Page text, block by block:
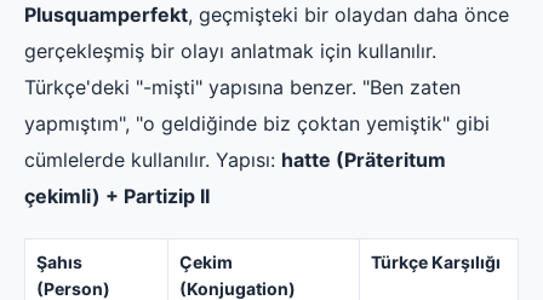
Plusquamperfekt, geçmişteki bir olaydan daha önce
gerçekleşmiş bir olayı anlatmak için kullanılır.
Türkçe'deki "-mişti" yapısına benzer. "Ben zaten
yapmıştım", "o geldiğinde biz çoktan yemiştik" gibi
cümlelerde kullanılır. Yapısı: hatte (Präteritum
çekimli) + Partizip II
Şahıs
(Person)
Çekim
(Konjugation)
Türkçe Karşılığı